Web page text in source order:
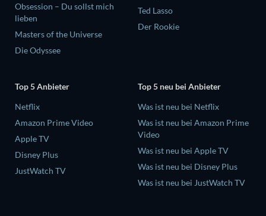
Obsession – Du sollst mich
lieben
Masters of the Universe
Die Odyssee
Ted Lasso
Der Rookie
Top 5 Anbieter
Netflix
Amazon Prime Video
Apple TV
Disney Plus
JustWatch TV
Top 5 neu bei Anbieter
Was ist neu bei Netflix
Was ist neu bei Amazon Prime
Video
Was ist neu bei Apple TV
Was ist neu bei Disney Plus
Was ist neu bei JustWatch TV